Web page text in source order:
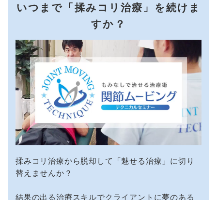
いつまで「揉みコリ治療」を続けま
すか？
揉みコリ治療から脱却して「魅せる治療」に切り
替えませんか？
結果の出る治療スキルでクライアントに夢のある